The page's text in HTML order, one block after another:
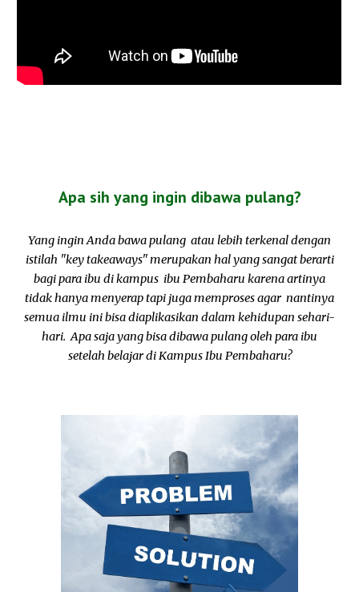
Apa sih yang ingin dibawa pulang?
Yang inginAnda bawa pulang atau lebih terkenal dengan
istilah "key takeaways" merupakan hal yang sangat berarti
bagipara ibu di kampus ibu Pembaharu karena artinya
tidak hanya menyerap tapi juga memprosesagar nantinya
semua ilmu ini bisa diaplikasikan dalam kehidupan sehari-
hari. Apa saja yang bisa dibawa pulang oleh para ibu
setelah belajar di Kampus Ibu Pembaharu?